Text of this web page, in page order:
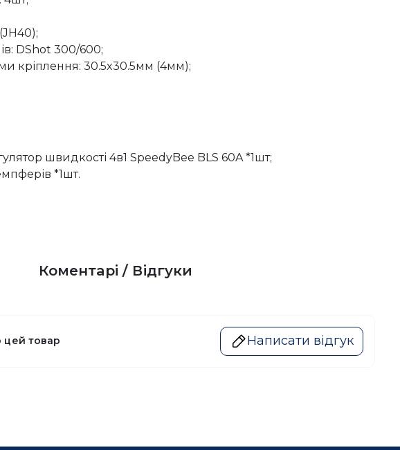
DShot 300/600;
кріплення: 30.5x30.5мм (4мм);
швидкості 4в1 SpeedyBee BLS 60A *1шт;
*1шт.
Коментарі / Відгуки
цей товар Написати відгук